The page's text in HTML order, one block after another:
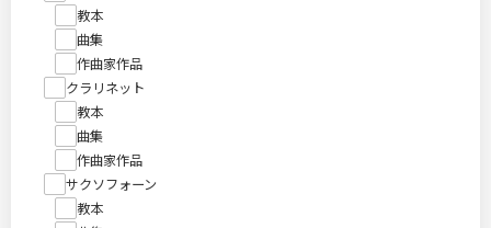
教本
曲集
作曲家作品
クラリネット
教本
曲集
作曲家作品
サクソフォーン
教本